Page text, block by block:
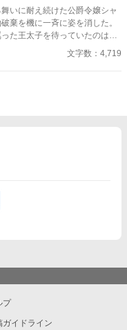
いに耐え続けた公爵令嬢シャ
棄を機に一斉に姿を消した。
た王太子を待っていたのは、
かせてみた第23弾は再び追放
文字数：4,719
プ
ガイドライン